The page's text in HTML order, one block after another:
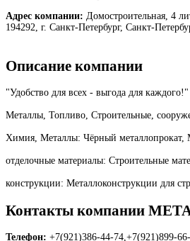
Адрес компании: Домостроительная, 4
194292, г. Санкт-Петербург, Санкт-
Описание компании
"Удобство для всех - выгода для каждого!"
Металлы, Топливо, Строительные,
Химия, Металлы: Чёрный металлопрокат,
отделочные материалы: Строительные
конструкции: Металлоконструкции для
Контакты компании
Телефон: +7(921)386-44-74,+7(921)899-